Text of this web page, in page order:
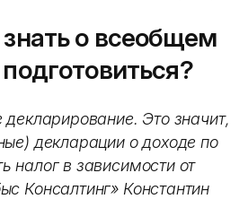
о всеобщем
Это значит,
декларации о доходе по
налог в зависимости от
Консалтинг» Константин